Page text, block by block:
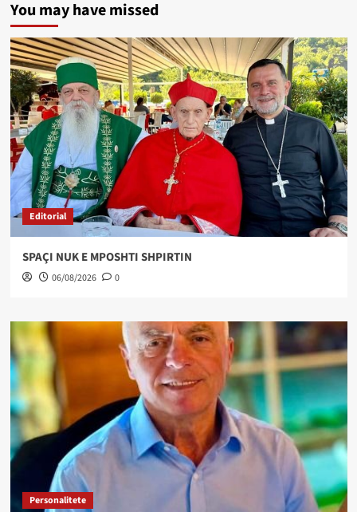
You may have missed
Editorial
SPAÇI NUK E MPOSHTI SHPIRTIN
06/08/2026 0
Personalitete